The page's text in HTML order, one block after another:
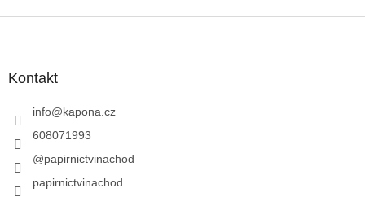
Kontakt
info@kapona.cz
608071993
@papirnictvinachod
papirnictvinachod